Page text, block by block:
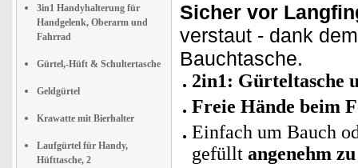
3in1 Handyhalterung für
Handgelenk, Oberarm und
Fahrrad
Gürtel,-Hüft & Schultertasche
Geldgürtel
Krawatte mit Bierhalter
Laufgürtel für Handy,
Hüfttasche, 2
Sicher vor
verstaut - dank
Bauchtasche.
2in1: Gürteltasche
Freie Hände beim
Einfach um Bauch
gefüllt angenehm